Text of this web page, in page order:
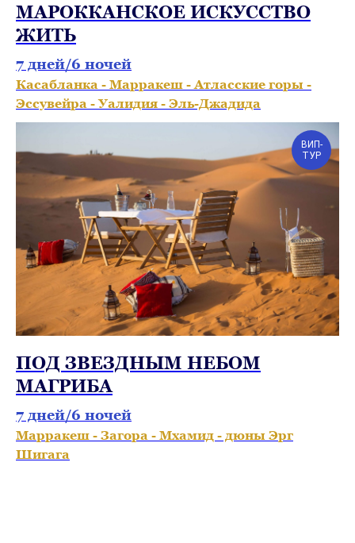
МАРОККАНСКОЕ ИСКУССТВО
ЖИТЬ
7 дней/6 ночей
Касабланка - Марракеш - Атласские горы -
Эссувейра - Уалидия - Эль-Джадида
ВИП-
ТУР
ПОД ЗВЕЗДНЫМ НЕБОМ
МАГРИБА
7 дней/6 ночей
Марракеш - Загора - Мхамид - дюны Эрг
Шигага